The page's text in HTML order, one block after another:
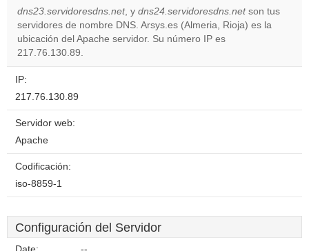
Do you
own this
dns23.servidoresdns.net, y dns24.servidoresdns.netson tus
servidores de nombre DNS. Arsys.es (Almeria, Rioja) es la
ubicación del Apache servidor. Su número IP es
217.76.130.89.
IP:
217.76.130.89
Servidor web:
Apache
Codificación:
iso-8859-1
Configuración del Servidor